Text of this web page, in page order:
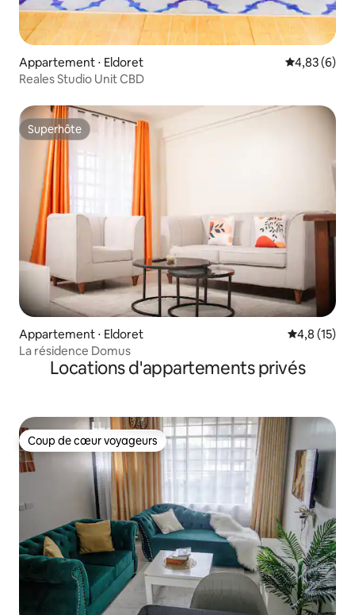
Appartement ⋅ Eldoret Évaluation
4,83 (6)
Reales Studio Unit CBD
Superhôte
Superhôte
Appartement ⋅ Eldoret Évaluation
4,8 (15)
La résidence Domus
Locations d'appartements privés
Coup de cœur voyageurs
Coup de cœur voyageurs